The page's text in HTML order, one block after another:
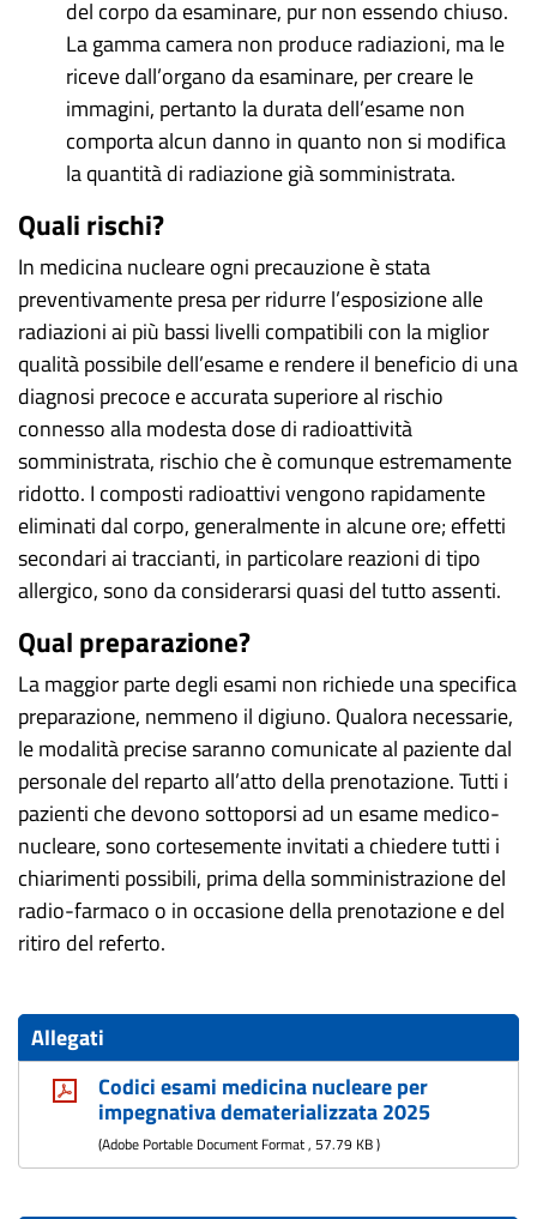
del corpo da esaminare, pur non essendo chiuso.
La gamma camera non produce radiazioni, ma le
riceve dall’organo da esaminare, per creare le
immagini, pertanto la durata dell’esame non
comporta alcun danno in quanto non si modifica
la quantità di radiazione già somministrata.
Quali rischi?
In medicina nucleare ogni precauzione è stata
preventivamente presa per ridurre l’esposizione alle
radiazioni ai più bassi livelli compatibili con la miglior
qualità possibile dell’esame e rendere il beneficio di una
diagnosi precoce e accurata superiore al rischio
connesso alla modesta dose di radioattività
somministrata, rischio che è comunque estremamente
ridotto. I composti radioattivi vengono rapidamente
eliminati dal corpo, generalmente in alcune ore; effetti
secondari ai traccianti, in particolare reazioni di tipo
allergico, sono da considerarsi quasi del tutto assenti.
Qual preparazione?
La maggior parte degli esami non richiede una specifica
preparazione, nemmeno il digiuno. Qualora necessarie,
le modalità precise saranno comunicate al paziente dal
personale del reparto all’atto della prenotazione. Tutti i
pazienti che devono sottoporsi ad un esame medico-
nucleare, sono cortesemente invitati a chiedere tutti i
chiarimenti possibili, prima della somministrazione del
radio-farmaco o in occasione della prenotazione e del
ritiro del referto.
Allegati
Codici esami medicina nucleare per
impegnativa dematerializzata 2025
(Adobe Portable Document Format, 57.79 KB)